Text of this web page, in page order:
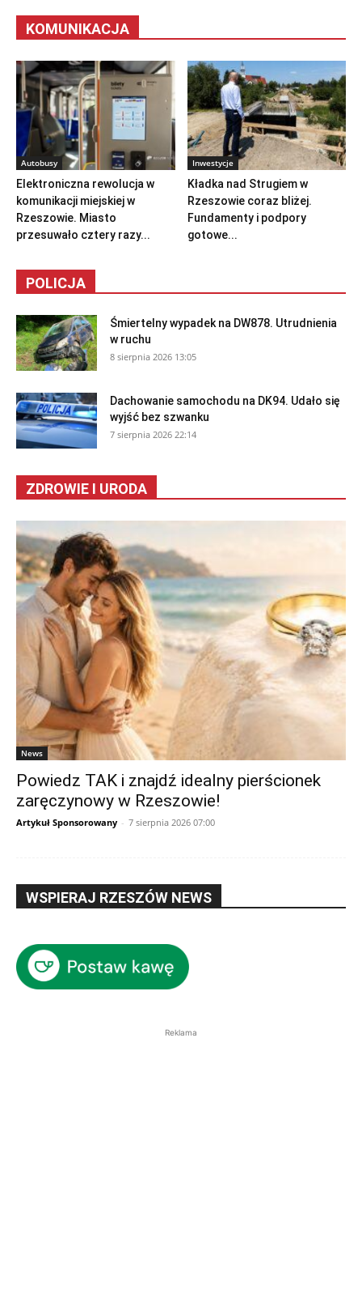
KOMUNIKACJA
Autobusy
Elektroniczna rewolucja w
komunikacji miejskiej w
Rzeszowie. Miasto
przesuwało cztery razy...
Inwestycje
Kładka nad Strugiem w
Rzeszowie coraz bliżej.
Fundamenty i podpory
gotowe...
POLICJA
Śmiertelny wypadek na DW878. Utrudnienia
w ruchu
8 sierpnia 2026 13:05
Dachowanie samochodu na DK94. Udało się
wyjść bez szwanku
7 sierpnia 2026 22:14
ZDROWIE I URODA
News
Powiedz TAK i znajdź idealny pierścionek
zaręczynowy w Rzeszowie!
Artykuł Sponsorowany - 7 sierpnia 2026 07:00
WSPIERAJ RZESZÓW NEWS
Reklama